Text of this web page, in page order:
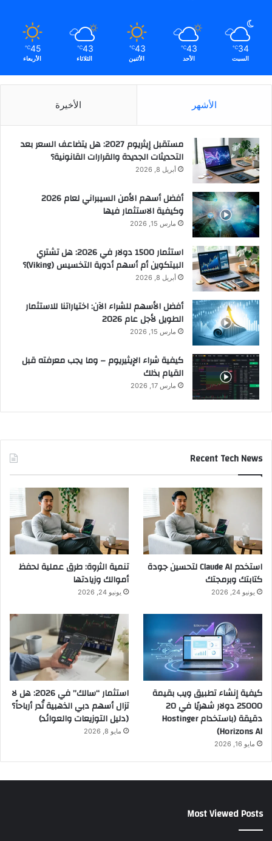
34
℃
السبت
43
℃
الأحد
43
℃
الأثنين
43
℃
الثلاثاء
45
℃
الأربعاء
الأشهر الأخيرة
مستقبل إيثريوم 2027: هل يتضاعف السعر بعد
التحديثات الجديدة والقرارات القانونية؟
أبريل 8, 2026
أفضل أسهم الأمن السيبراني لعام 2026
وكيفية الاستثمار فيها
مارس 15, 2026
استثمار 1500 دولار في 2026: هل تشتري
البيتكوين أم أسهم أدوية التخسيس (Viking)؟
أبريل 8, 2026
أفضل الأسهم للشراء الآن: اختياراتنا للاستثمار
الطويل لأجل عام 2026
مارس 15, 2026
كيفية شراء الإيثيريوم – وما يجب معرفته قبل
القيام بذلك
مارس 17, 2026
Recent Tech News
استخدم Claude AI لتحسين جودة
كتابتك وبرمجتك
يونيو 24, 2026
تنمية الثروة: طرق عملية لحفظ
أموالك وزيادتها
يونيو 24, 2026
كيفية إنشاء تطبيق ويب بقيمة
25000 دولار شهريًا في 20
دقيقة (باستخدام Hostinger
Horizons AI)
مايو 16, 2026
استثمار “سالك” في 2026: هل لا
تزال أسهم دبي الذهبية تُدر أرباحاً؟
(دليل التوزيعات والعوائد)
مايو 8, 2026
Most Viewed Posts